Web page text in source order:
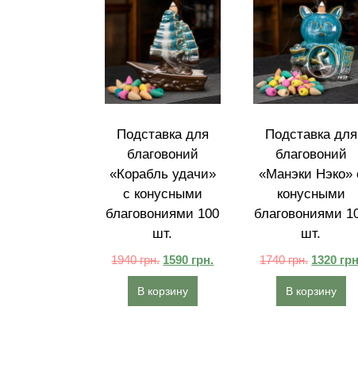
Подставка для
благовоний
«Корабль удачи»
с конусными
благовониями 100
шт.
1940грн. 1590 грн.
В корзину
Подставка для
благовоний
«Манэки Нэко»
конусными
благовониями
шт.
1740грн. 1320
В корзину